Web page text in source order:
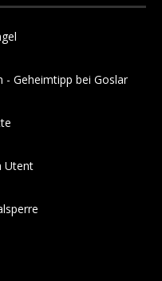
- Geheimtipp bei Goslar
Utent